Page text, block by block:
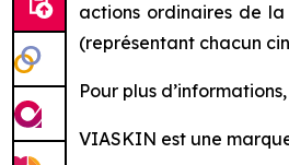
actions ordinaires de la
(représentant chacun
Pour plus
VIASKIN est une